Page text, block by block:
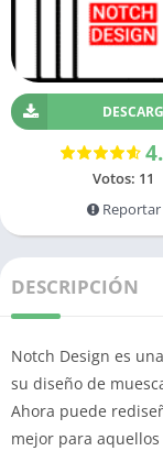
Votos: 11
Reportar
DESCRIPCIÓN
Notch Design es
su diseño de
Ahora puede
mejor para